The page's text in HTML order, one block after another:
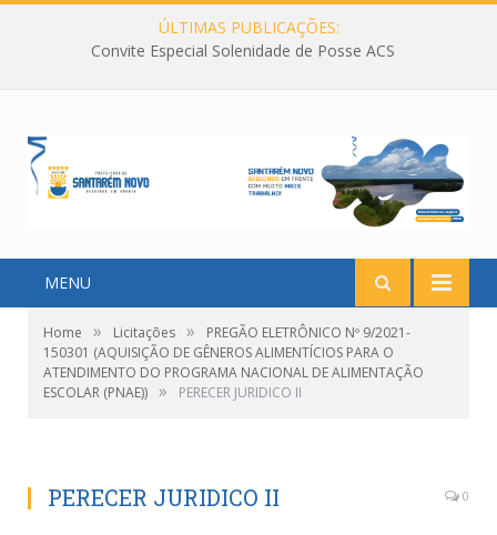
ÚLTIMAS PUBLICAÇÕES:
Convite Especial Solenidade de Posse ACS
MENU
Home » Licitações »
PREGÃO ELETRÔNICO Nº 9/2021-
150301 (AQUISIÇÃO DE GÊNEROS ALIMENTÍCIOS PARA O
ATENDIMENTO DO PROGRAMA NACIONAL DE ALIMENTAÇÃO
ESCOLAR (PNAE)) » PERECER JURIDICO II
PERECER JURIDICO II 0